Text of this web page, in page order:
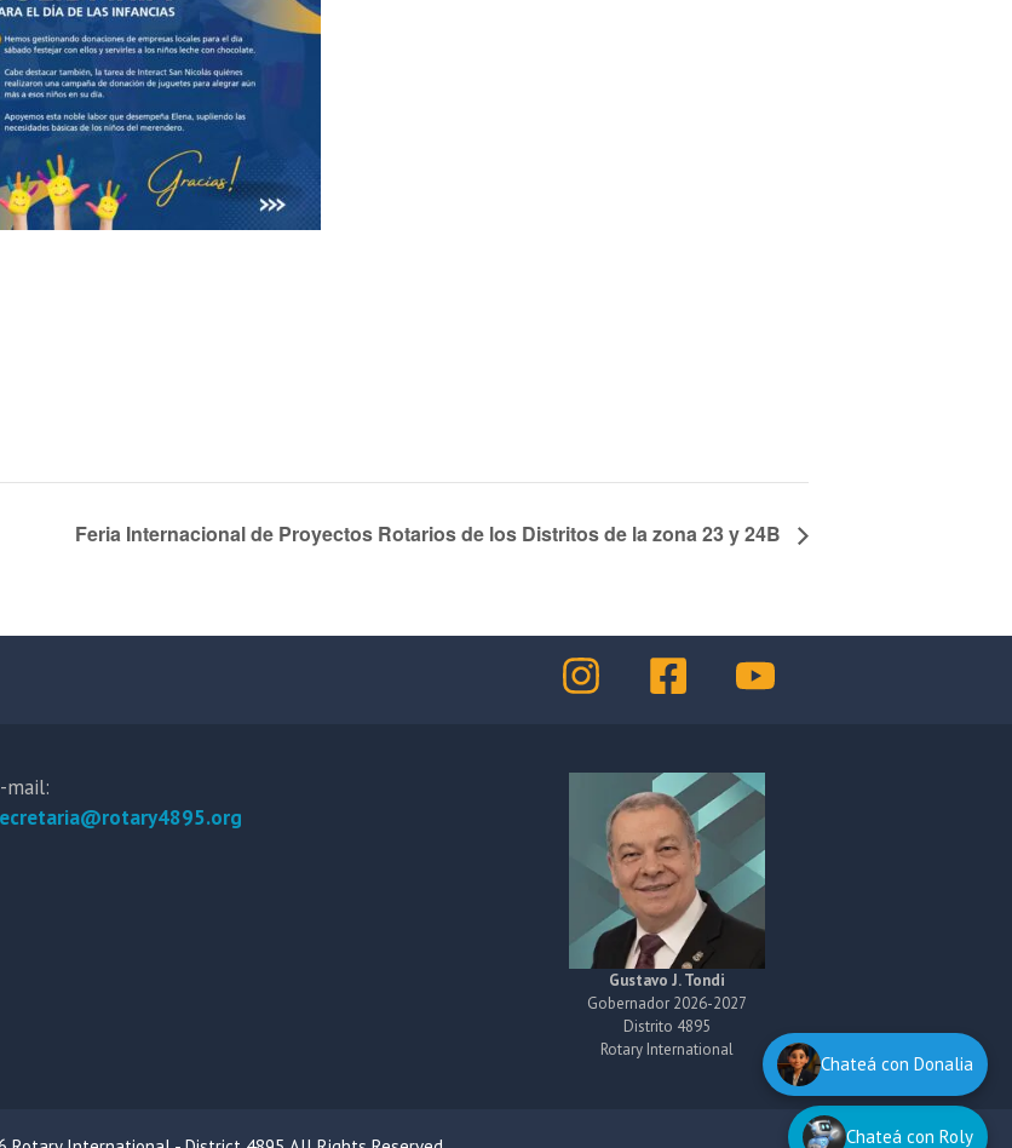
Feria Internacional de Proyectos Rotarios de los Distritos de la zona 23 y 24B
mail:
Gustavo J. Tondi
Gobernador 2026-2027
Distrito 4895
Rotary International
Chateá con Roly
Chateá con Donalia